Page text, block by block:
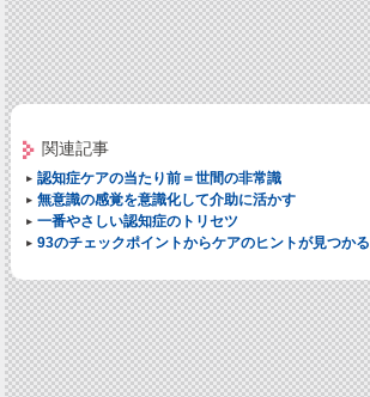
関連記事
認知症ケアの当たり前＝世間の非常識
無意識の感覚を意識化して介助に活かす
一番やさしい認知症のトリセツ
93のチェックポイントからケアのヒントが見つかる